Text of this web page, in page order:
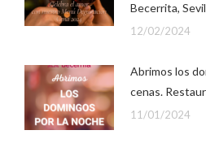
Becerrita,
12/02/2024
Abrimos los
cenas.
11/01/2024